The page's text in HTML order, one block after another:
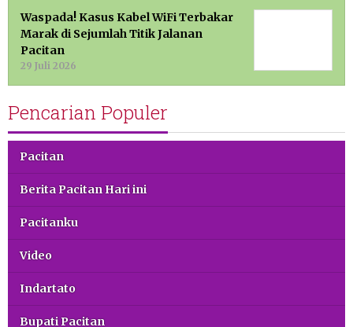
Waspada! Kasus Kabel WiFi Terbakar
Marak di Sejumlah Titik Jalanan
Pacitan
29 Juli 2026
Pencarian Populer
Pacitan
Berita Pacitan Hari ini
Pacitanku
Video
Indartato
Bupati Pacitan